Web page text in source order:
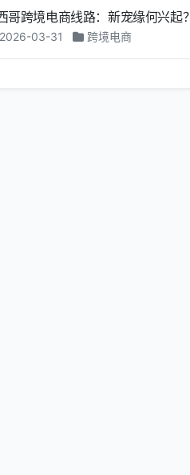
哥跨境电商线路：新宠缘何兴起？
2026-03-31 跨境电商